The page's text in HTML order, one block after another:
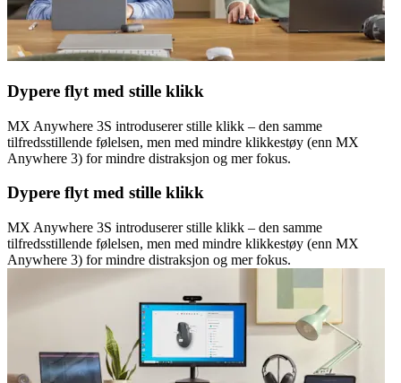
Dypere flyt med stille klikk
MX Anywhere 3S introduserer stille klikk – den samme
tilfredsstillende følelsen, men med mindre klikkestøy (enn MX
Anywhere 3) for mindre distraksjon og mer fokus.
Dypere flyt med stille klikk
MX Anywhere 3S introduserer stille klikk – den samme
tilfredsstillende følelsen, men med mindre klikkestøy (enn MX
Anywhere 3) for mindre distraksjon og mer fokus.